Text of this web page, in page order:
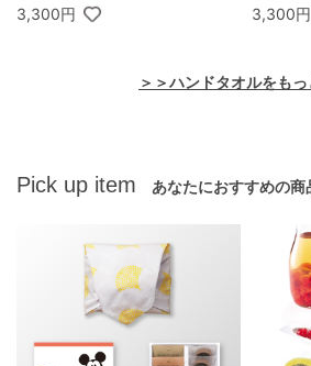
3,300円 3,300円
＞＞ハンドタオルをも
Pick up item あなたにおすすめの商